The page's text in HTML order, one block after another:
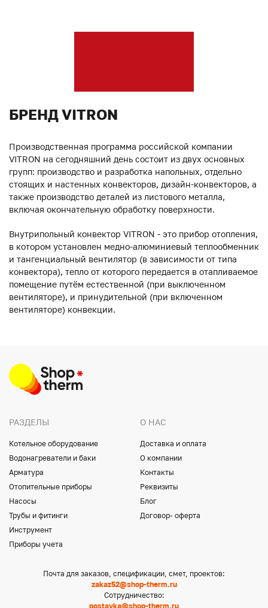
БРЕНД VITRON
Производственная программа российской компании
VITRON на сегодняшний день состоит из двух основных
групп: производство и разработка напольных, отдельно
стоящих и настенных конвекторов, дизайн-конвекторов, а
также производство деталей из листового металла,
включая окончательную обработку поверхности.
Внутрипольный конвектор VITRON - это прибор отопления,
в котором установлен медно-алюминиевый теплообменник
и тангенциальный вентилятор (в зависимости от типа
конвектора), тепло от которого передается в отапливаемое
помещение путём естественной (при выключенном
вентиляторе), и принудительной (при включенном
вентиляторе) конвекции.
РАЗДЕЛЫ
Котельное оборудование
Водонагреватели и баки
Арматура
Отопительные приборы
Насосы
Трубы и фитинги
Инструмент
Приборы учета
О НАС
Доставка и оплата
О компании
Контакты
Реквизиты
Блог
Договор- оферта
Почта для заказов, спецификации, смет, проектов:
zakaz52@shop-therm.ru
Сотрудничество:
postavka@shop-therm.ru